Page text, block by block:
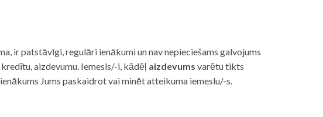
ir patstāvīgi, regulāri ienākumi un nav nepieciešams galvojums
aizdevumu. Iemesls/-i, kādēļ aizdevums varētu tikts
Jums paskaidrot vai minēt atteikuma iemeslu/-s.